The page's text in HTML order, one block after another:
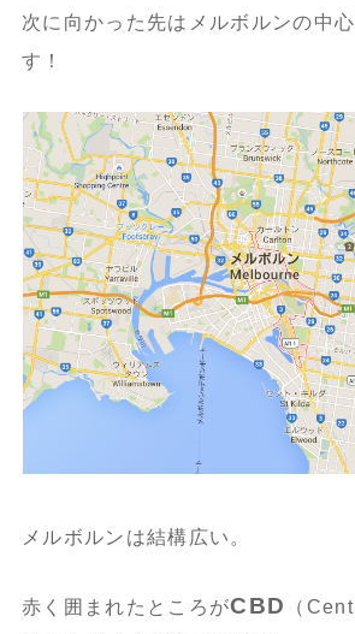
次に向かった先はメルボルンの中心
す！
メルボルンは結構広い。
赤く囲まれたところがCBD
（